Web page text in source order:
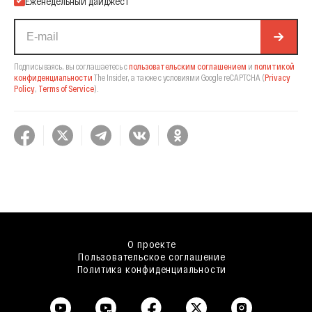
Подписываясь, вы соглашаетесь спользовательским соглашением и политикой
конфиденциальности The Insider, а также с условиями Google reCAPTCHA (Privacy
Policy, Terms of Service).
О проекте
Пользовательское соглашение
Политика конфиденциальности